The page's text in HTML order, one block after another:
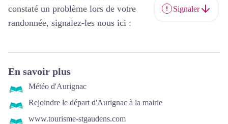
constaté un problème lors de votre
randonnée, signalez-les nous ici :
Signaler
En savoir plus
Météo d'Aurignac
Rejoindre le départ d'Aurignac à la mairie
www.tourisme-stgaudens.com